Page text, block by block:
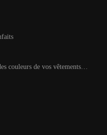
couleurs de vos vêtements…